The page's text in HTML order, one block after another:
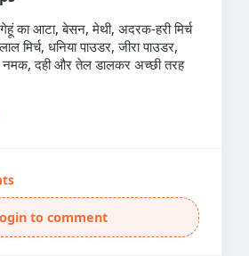
का आटा, बेसन, मेथी, अदरक-हरी मिर्च
मिर्च, धनिया पाउडर, जीरा पाउडर,
दही और तेल डालकर अच्छी तरह
to comment